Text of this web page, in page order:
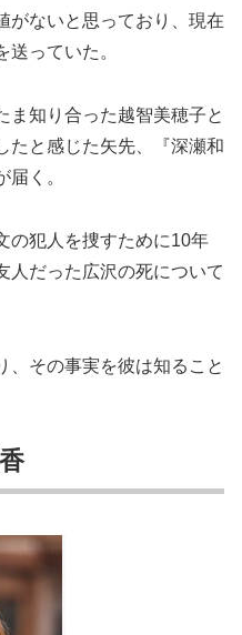
がないと思っており、現在
送っていた。
ま知り合った越智美穂子と
たと感じた矢先、『深瀬和
く。
の犯人を捜すために10年
人だった広沢の死について
、その事実を彼は知ること